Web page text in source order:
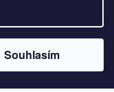
Souhlasím
. Všechna práva